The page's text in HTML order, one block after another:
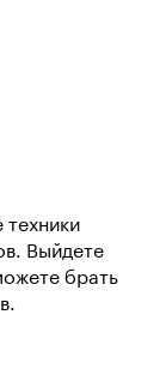
Выйдете
брать